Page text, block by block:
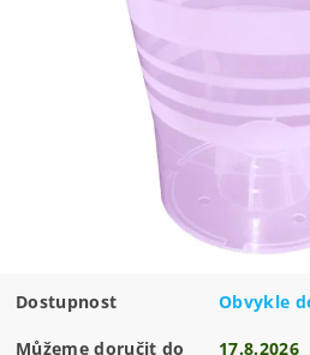
Dostupnost Obvykle
Můžeme doručit do 17.8.2026